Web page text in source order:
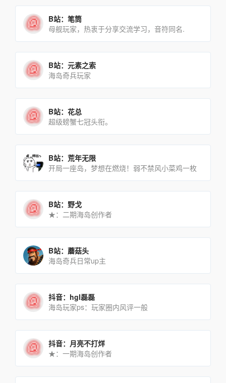
B站：笔筒
母舰玩家，热衷于分享交流学习，音符同名.
B站：元素之索
海岛奇兵玩家
B站：花总
超级螃蟹七冠头衔。
B站：荒年无限
开局一座岛，梦想在燃烧！弱不禁风小菜鸡一枚
B站：野戈
★：二期海岛创作者
B站：蘑菇头
海岛奇兵日常up主
抖音：hgl磊磊
海岛玩家ps：玩家圈内风评一般
抖音：月亮不打烊
★：一期海岛创作者